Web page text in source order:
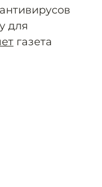
для
газета